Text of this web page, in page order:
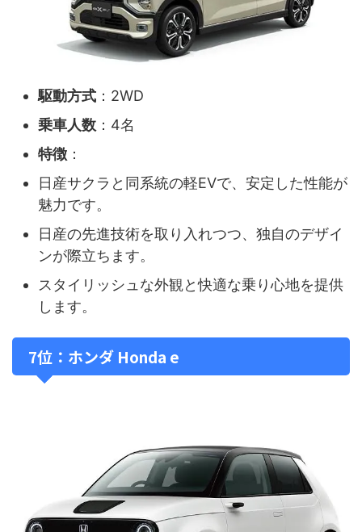
駆動方式 ：2WD
乗車人数 ：4名
特徴 ：
日産サクラと同系統の軽EVで、安定した性能が
魅力です。
日産の先進技術を取り入れつつ、独自のデザイ
ンが際立ちます。
スタイリッシュな外観と快適な乗り心地を提供
します。
7位：ホンダ Honda e